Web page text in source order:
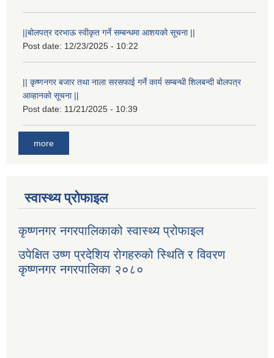
||बोलपत्र दरभाऊ स्वीकृत गर्ने सम्बन्धमा आशयको सूचना ||
Post date: 12/23/2025 - 10:22
|| कृष्णनगर बजार तथा नाला सरसफाई गर्ने कार्य सम्बन्धी शिलबन्दी बोलपत्र
आव्हानको सूचना ||
Post date: 11/21/2025 - 10:39
more
स्वास्थ्य प्रोफाइल
कृष्णनगर नगरपालिकाको स्वास्थ्य प्रोफाइल
उपेक्षित उष्ण प्रदेशिय रोगहरुको स्थिति र विवरण
कृष्णनगर नगरपालिका २०८०